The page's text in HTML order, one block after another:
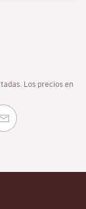
Los precios en